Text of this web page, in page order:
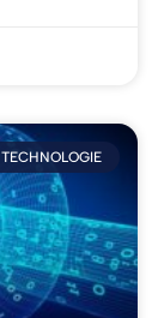
TECHNOLOGIE